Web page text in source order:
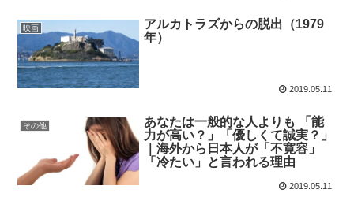
映画
アルカトラズからの脱出（1979
年）
2019.05.11
その他
あなたは一般的な人よりも 「能
力が高い？」「優しくて誠実？」
｜海外から日本人が「不寛容」
「冷たい」と言われる理由
2019.05.11